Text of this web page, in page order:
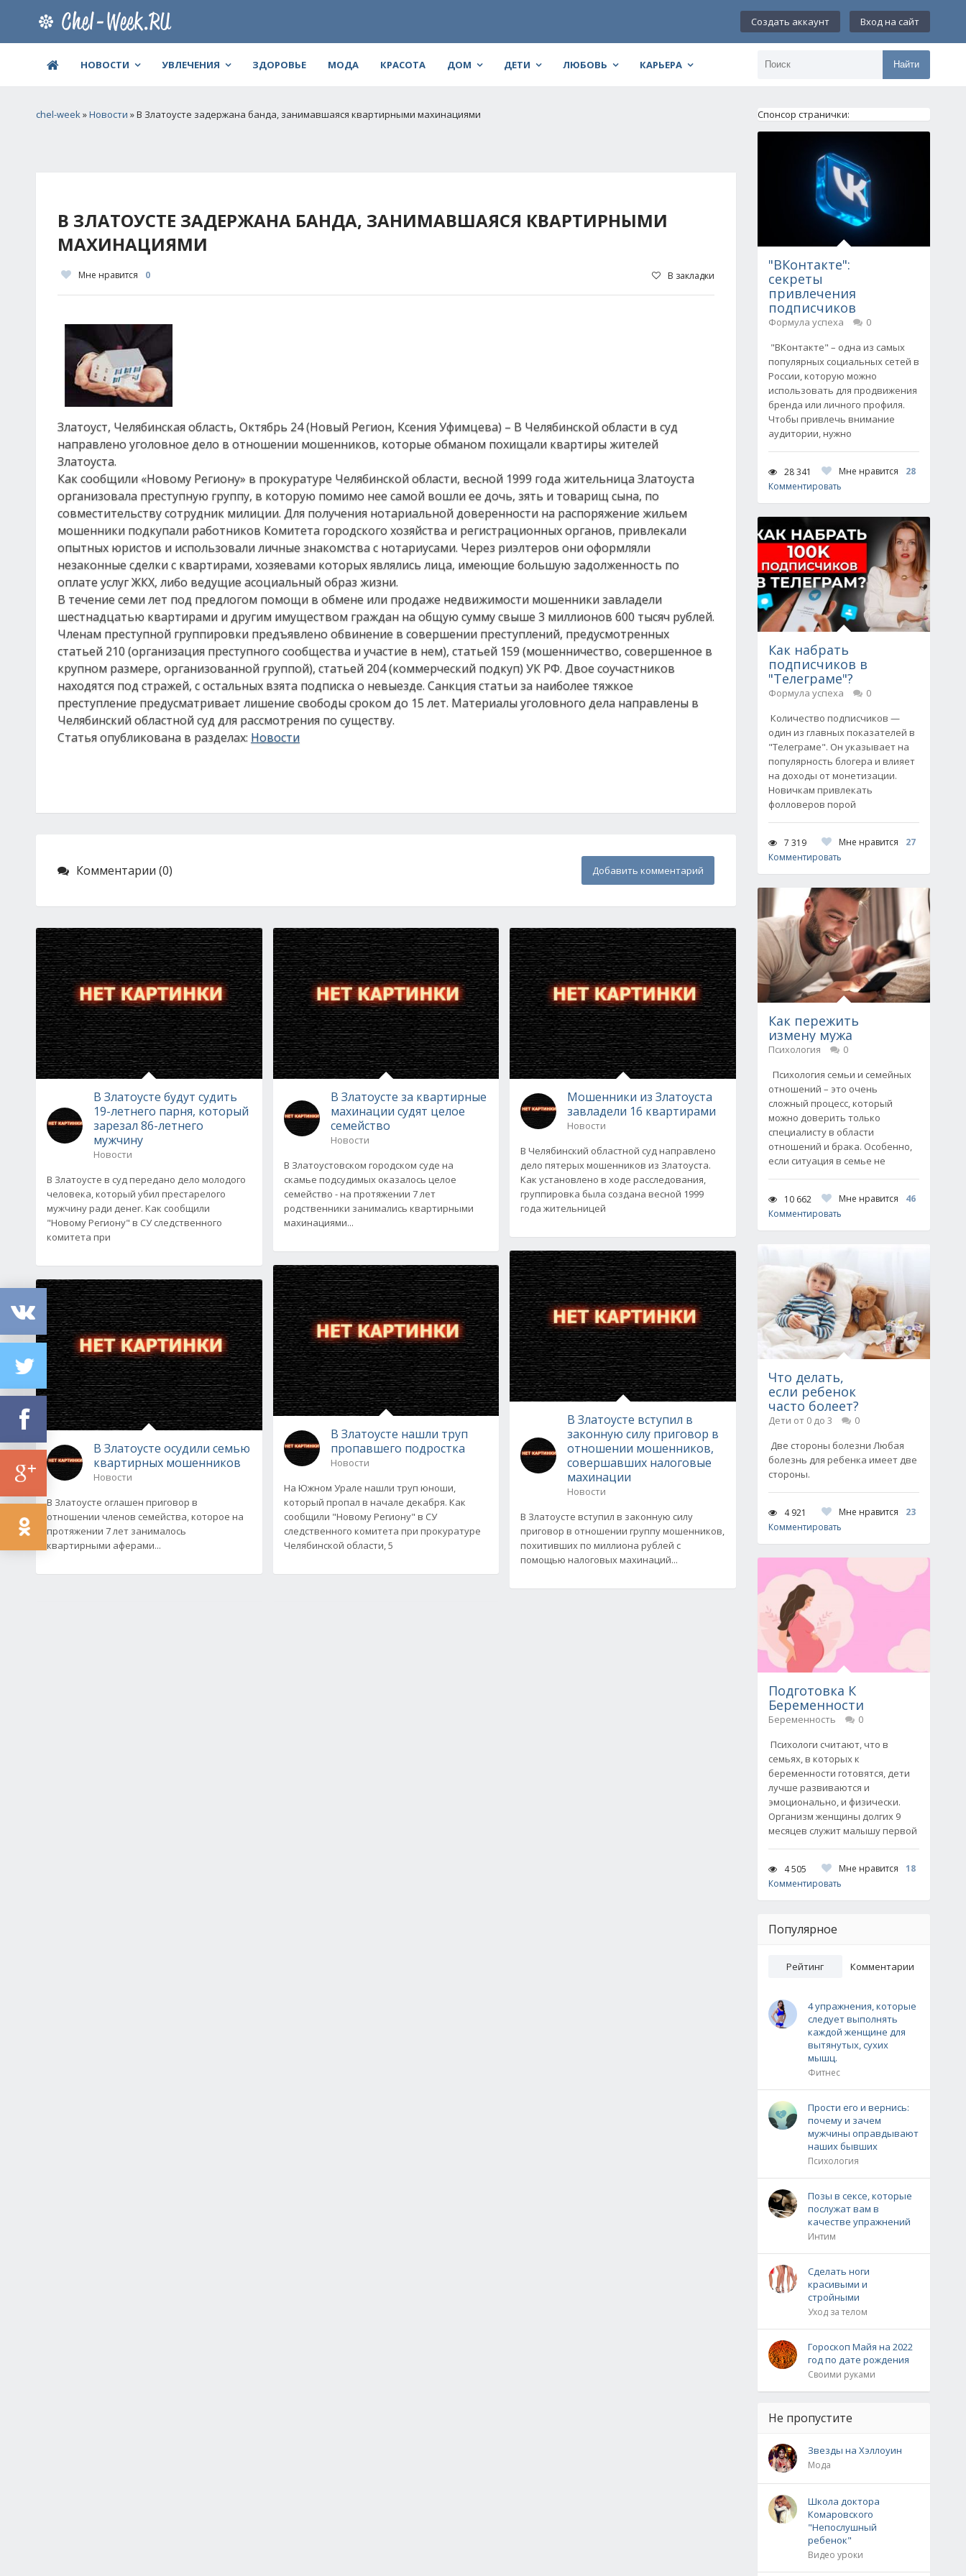
Создать аккаунт Вход на сайт
НОВОСТИ УВЛЕЧЕНИЯ ЗДОРОВЬЕ МОДА КРАСОТА ДОМ ДЕТИ ЛЮБОВЬ КАРЬЕРА Найти
chel-week»Новости » В Златоусте задержана банда, занимавшаяся квартирными махинациями
В ЗЛАТОУСТЕ ЗАДЕРЖАНА БАНДА, ЗАНИМАВШАЯСЯ КВАРТИРНЫМИ
МАХИНАЦИЯМИ
Мне нравится 0 В закладки
Златоуст, Челябинская область, Октябрь 24 (Новый Регион, Ксения Уфимцева) – В Челябинской области в суд
направлено уголовное дело в отношении мошенников, которые обманом похищали квартиры жителей
Златоуста.
Как сообщили «Новому Региону» в прокуратуре Челябинской области, весной 1999 года жительница Златоуста
организовала преступную группу, в которую помимо нее самой вошли ее дочь, зять и товарищ сына, по
совместительству сотрудник милиции. Для получения нотариальной доверенности на распоряжение жильем
мошенники подкупали работников Комитета городского хозяйства и регистрационных органов, привлекали
опытных юристов и использовали личные знакомства с нотариусами. Через риэлтеров они оформляли
незаконные сделки с квартирами, хозяевами которых являлись лица, имеющие большую задолженность по
оплате услуг ЖКХ, либо ведущие асоциальный образ жизни.
В течение семи лет под предлогом помощи в обмене или продаже недвижимости мошенники завладели
шестнадцатью квартирами и другим имуществом граждан на общую сумму свыше 3 миллионов 600 тысяч рублей.
Членам преступной группировки предъявлено обвинение в совершении преступлений, предусмотренных
статьей 210 (организация преступного сообщества и участие в нем), статьей 159 (мошенничество, совершенное в
крупном размере, организованной группой), статьей 204 (коммерческий подкуп) УК РФ. Двое соучастников
находятся под стражей, с остальных взята подписка о невыезде. Санкция статьи за наиболее тяжкое
преступление предусматривает лишение свободы сроком до 15 лет. Материалы уголовного дела направлены в
Челябинский областной суд для рассмотрения по существу.
Статья опубликована в разделах: Новости
Комментарии (0) Добавить комментарий
В Златоусте будут судить
19-летнего парня, который
зарезал 86-летнего
мужчину
Новости
В Златоусте в суд передано дело молодого
человека, который убил престарелого
мужчину ради денег. Как сообщили
"Новому Региону" в СУ следственного
комитета при
В Златоусте осудили семью
квартирных мошенников
Новости
В Златоусте оглашен приговор в
отношении членов семейства, которое на
протяжении 7 лет занималось
квартирными аферами...
В Златоусте за квартирные
махинации судят целое
семейство
Новости
В Златоустовском городском суде на
скамье подсудимых оказалось целое
семейство - на протяжении 7 лет
родственники занимались квартирными
махинациями...
В Златоусте нашли труп
пропавшего подростка
Новости
На Южном Урале нашли труп юноши,
который пропал в начале декабря. Как
сообщили "Новому Региону" в СУ
следственного комитета при прокуратуре
Челябинской области, 5
Мошенники из Златоуста
завладели 16 квартирами
Новости
В Челябинский областной суд направлено
дело пятерых мошенников из Златоуста.
Как установлено в ходе расследования,
группировка была создана весной 1999
года жительницей
В Златоусте вступил в
законную силу приговор в
отношении мошенников,
совершавших налоговые
махинации
Новости
В Златоусте вступил в законную силу
приговор в отношении группу мошенников,
похитивших по миллиона рублей с
помощью налоговых махинаций...
Спонсор странички:
"ВКонтакте":
секреты
привлечения
подписчиков
Формула успеха
0
"ВКонтакте" – одна из самых
популярных социальных сетей в
России, которую можно
использовать для продвижения
бренда или личного профиля.
Чтобы привлечь внимание
аудитории, нужно
28 341 Мне нравится
28
Комментировать
Как набрать
подписчиков в
"Телеграме"?
Формула успеха
0
Количество подписчиков —
один из главных показателей в
"Телеграме". Он указывает на
популярность блогера и влияет
на доходы от монетизации.
Новичкам привлекать
фолловеров порой
7 319 Мне нравится
27
Комментировать
Как пережить
измену мужа
Психология
0
Психология семьи и семейных
отношений – это очень
сложный процесс, который
можно доверить только
специалисту в области
отношений и брака. Особенно,
если ситуация в семье не
10 662 Мне нравится
46
Комментировать
Что делать,
если ребенок
часто болеет?
Дети от 0 до 3
0
Две стороны болезни Любая
болезнь для ребенка имеет две
стороны.
4 921 Мне нравится
23
Комментировать
Подготовка К
Беременности
Беременность
0
Психологи считают, что в
семьях, в которых к
беременности готовятся, дети
лучше развиваются и
эмоционально, и физически.
Организм женщины долгих 9
месяцев служит малышу первой
4 505 Мне нравится
18
Комментировать
Популярное
Рейтинг Комментарии
4 упражнения, которые
следует выполнять
каждой женщине для
вытянутых, сухих
мышц.
Фитнес
Прости его и вернись:
почему и зачем
мужчины оправдывают
наших бывших
Психология
Позы в сексе, которые
послужат вам в
качестве упражнений
Интим
Сделать ноги
красивыми и
стройными
Уход за телом
Гороскоп Майя на 2022
год по дате рождения
Своими руками
Не пропустите
Звезды на Хэллоуин
Мода
Школа доктора
Комаровского
"Непослушный
ребенок"
Видео уроки